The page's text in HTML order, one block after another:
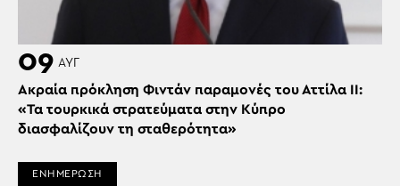
09 ΑΥΓ
Ακραία πρόκληση Φιντάν παραμονές του Αττίλα ΙΙ:
«Τα τουρκικά στρατεύματα στην Κύπρο
διασφαλίζουν τη σταθερότητα»
ΕΝΗΜΕΡΩΣΗ